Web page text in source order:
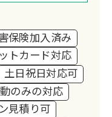
保険加入済み
トカード対応
土日祝日対応可
のみの対応
見積り可